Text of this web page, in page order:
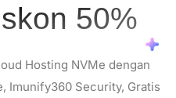
50%
Hosting NVMe dengan
Imunify360 Security, Gratis